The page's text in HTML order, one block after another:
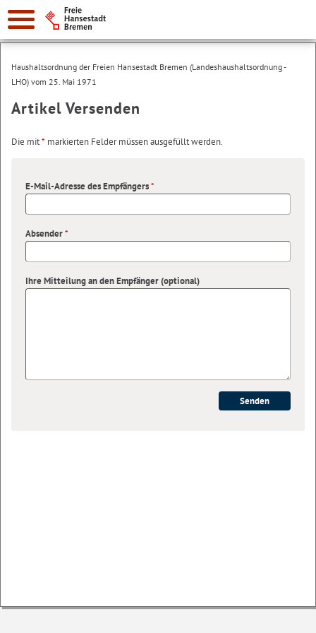
Haushaltsordnung der Freien Hansestadt Bremen (Landeshaushaltsordnung -
LHO) vom 25. Mai 1971
Artikel Versenden
Die mit* markierten Felder müssen ausgefüllt werden.
E-Mail-Adresse des Empfängers*
Absender*
Ihre Mitteilung an den Empfänger (optional)